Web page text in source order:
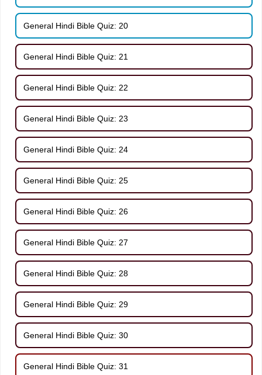
General Hindi Bible Quiz: 20
General Hindi Bible Quiz: 21
General Hindi Bible Quiz: 22
General Hindi Bible Quiz: 23
General Hindi Bible Quiz: 24
General Hindi Bible Quiz: 25
General Hindi Bible Quiz: 26
General Hindi Bible Quiz: 27
General Hindi Bible Quiz: 28
General Hindi Bible Quiz: 29
General Hindi Bible Quiz: 30
General Hindi Bible Quiz: 31